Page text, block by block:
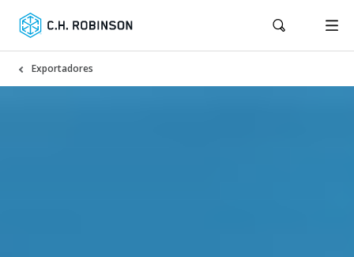
Exportadores